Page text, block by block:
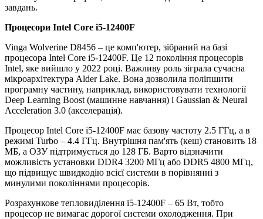
завдань.
Процесори Intel Core i5-12400F
Vinga Wolverine D8456 – це комп'ютер, зібраний на базі
процесора Intel Core i5-12400F. Це 12 покоління процесорів
Intel, яке вийшло у 2022 році. Важливу роль зіграла сучасна
мікроархітектура Alder Lake. Вона дозволила поліпшити
програмну частину, наприклад, використовувати технології
Deep Learning Boost (машинне навчання) і Gaussian & Neural
Acceleration 3.0 (акселерація).
Процесор Intel Core i5-12400F має базову частоту 2.5 ГГц, а в
режимі Turbo – 4.4 ГГц. Внутрішня пам'ять (кеш) становить 18
МБ, а ОЗУ підтримується до 128 ГБ. Варто відзначити
можливість установки DDR4 3200 МГц або DDR5 4800 МГц,
що підвищує швидкодію всієї системи в порівнянні з
минулими поколіннями процесорів.
Розрахункове тепловиділення i5-12400F – 65 Вт, тобто
процесор не вимагає дорогої системи охолодження. При